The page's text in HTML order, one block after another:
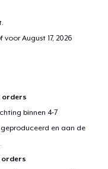
voorAugust 17, 2026
orders
binnen 4-7
en aan de
orders